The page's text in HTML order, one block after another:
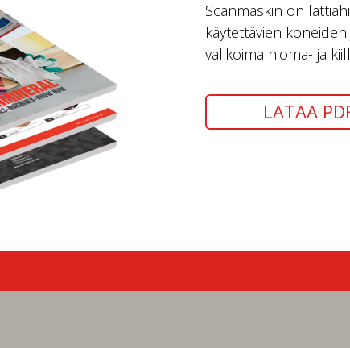
Scanmaskin on
käytettävien
valikoima hioma- ja
LATAA